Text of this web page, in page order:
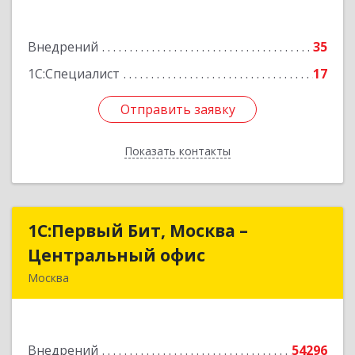
Внедрений
35
1С:Специалист
17
Отправить заявку
Показать контакты
Подробнее
Отправить заявку
Назад
1С:Первый Бит, Москва –
Центральный офис
Москва
Внедрений
54296
1С:Первый Бит, Москва –
Центральный офис
Подробнее